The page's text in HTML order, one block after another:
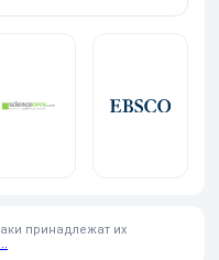
принадлежат их